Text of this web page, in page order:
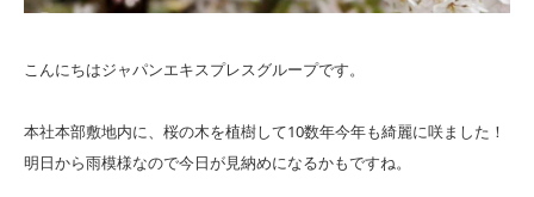
こんにちはジャパンエキスプレスグループです。
本社本部敷地内に、桜の木を植樹して10数年今年も綺麗に咲ました！
明日から雨模様なので今日が見納めになるかもですね。